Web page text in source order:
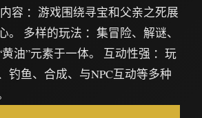
容 ：游戏围绕寻宝和父亲之死展
。 多样的玩法 ：集冒险、解谜、
油”元素于一体。 互动性强 ：玩
钓鱼、合成、与NPC互动等多种